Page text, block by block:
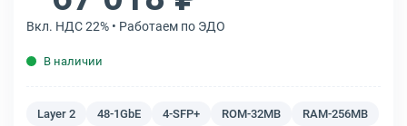
Вкл. НДС 22% • Работаем по ЭДО
В наличии
Layer 2 48-1GbE 4-SFP+ ROM-32MB RAM-256MB